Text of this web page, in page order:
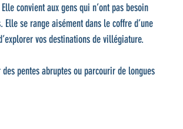
convient aux gens qui n’ont pas besoin
se range aisément dans le coffre d’une
vos destinations de villégiature.
pentes abruptes ou parcourir de longues